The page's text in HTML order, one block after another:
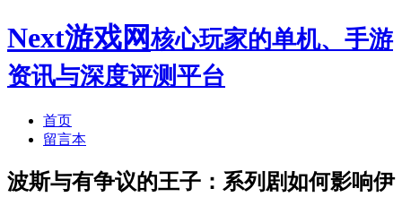
Next游戏网核心玩家的单机、手游
资讯与深度评测平台
首页
留言本
波斯与有争议的王子：系列剧如何影响伊